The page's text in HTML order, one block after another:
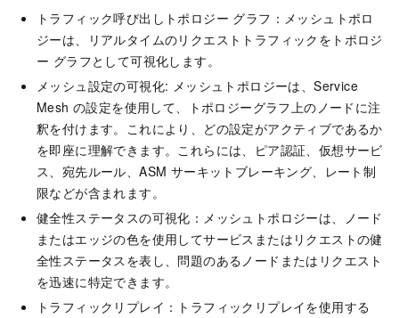
トラフィック呼び出しトポロジー グラフ：メッシュトポロ
ジーは、リアルタイムのリクエストトラフィックをトポロジ
ー グラフとして可視化します。
メッシュ設定の可視化: メッシュトポロジーは、Service
Mesh の設定を使用して、トポロジーグラフ上のノードに注
釈を付けます。これにより、どの設定がアクティブであるか
を即座に理解できます。これらには、ピア認証、仮想サービ
ス、宛先ルール、ASM サーキットブレーキング、レート制
限などが含まれます。
健全性ステータスの可視化：メッシュトポロジーは、ノード
またはエッジの色を使用してサービスまたはリクエストの健
全性ステータスを表し、問題のあるノードまたはリクエスト
を迅速に特定できます。
トラフィックリプレイ：トラフィックリプレイを使用する